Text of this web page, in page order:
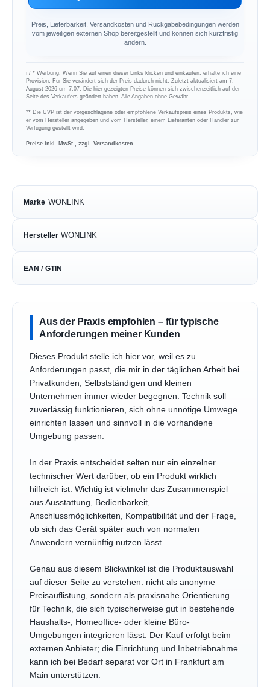
Preis, Lieferbarkeit, Versandkosten und Rückgabebedingungen werden
vom jeweiligen externen Shop bereitgestellt und können sich kurzfristig
ändern.
ℹ︎ / * Werbung: Wenn Sie auf einen dieser Links klicken und einkaufen, erhalte ich eine
Provision. Für Sie verändert sich der Preis dadurch nicht. Zuletzt aktualisiert am 7.
August 2026 um 7:07. Die hier gezeigten Preise können sich zwischenzeitlich auf der
Seite des Verkäufers geändert haben. Alle Angaben ohne Gewähr.
** Die UVP ist der vorgeschlagene oder empfohlene Verkaufspreis eines Produkts, wie
er vom Hersteller angegeben und vom Hersteller, einem Lieferanten oder Händler zur
Verfügung gestellt wird.
Preise inkl. MwSt., zzgl. Versandkosten
Marke WONLINK
Hersteller WONLINK
EAN / GTIN
Aus der Praxis empfohlen – für typische
Anforderungen meiner Kunden
Dieses Produkt stelle ich hier vor, weil es zu
Anforderungen passt, die mir in der täglichen Arbeit bei
Privatkunden, Selbstständigen und kleinen
Unternehmen immer wieder begegnen: Technik soll
zuverlässig funktionieren, sich ohne unnötige Umwege
einrichten lassen und sinnvoll in die vorhandene
Umgebung passen.
In der Praxis entscheidet selten nur ein einzelner
technischer Wert darüber, ob ein Produkt wirklich
hilfreich ist. Wichtig ist vielmehr das Zusammenspiel
aus Ausstattung, Bedienbarkeit,
Anschlussmöglichkeiten, Kompatibilität und der Frage,
ob sich das Gerät später auch von normalen
Anwendern vernünftig nutzen lässt.
Genau aus diesem Blickwinkel ist die Produktauswahl
auf dieser Seite zu verstehen: nicht als anonyme
Preisauflistung, sondern als praxisnahe Orientierung
für Technik, die sich typischerweise gut in bestehende
Haushalts-, Homeoffice- oder kleine Büro-
Umgebungen integrieren lässt. Der Kauf erfolgt beim
externen Anbieter; die Einrichtung und Inbetriebnahme
kann ich bei Bedarf separat vor Ort in Frankfurt am
Main unterstützen.